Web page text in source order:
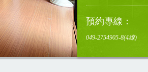
預約專線：
049-2754905-8(4線)